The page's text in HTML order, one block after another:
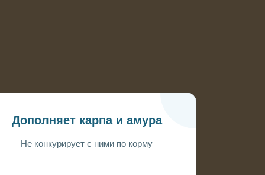
Дополняет карпа и амура
Не конкурирует с ними по корму